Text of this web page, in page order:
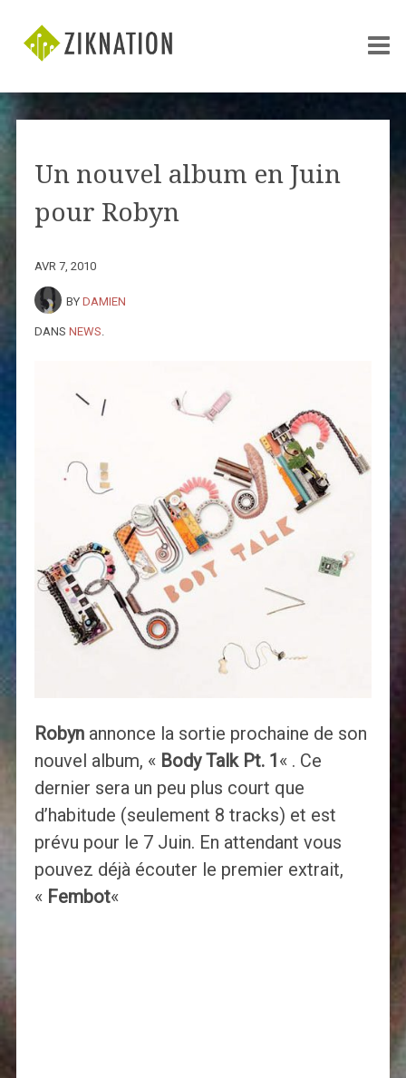
Un nouvel album en Juin
pour Robyn
AVR 7, 2010
BY DAMIEN
DANS NEWS
Robynannonce la sortie prochaine de son
nouvel album, « Body Talk Pt. 1 « . Ce
dernier sera un peu plus court que
d’habitude (seulement 8 tracks) et est
prévu pour le 7 Juin. En attendant vous
pouvez déjà écouter le premier extrait,
« Fembot«